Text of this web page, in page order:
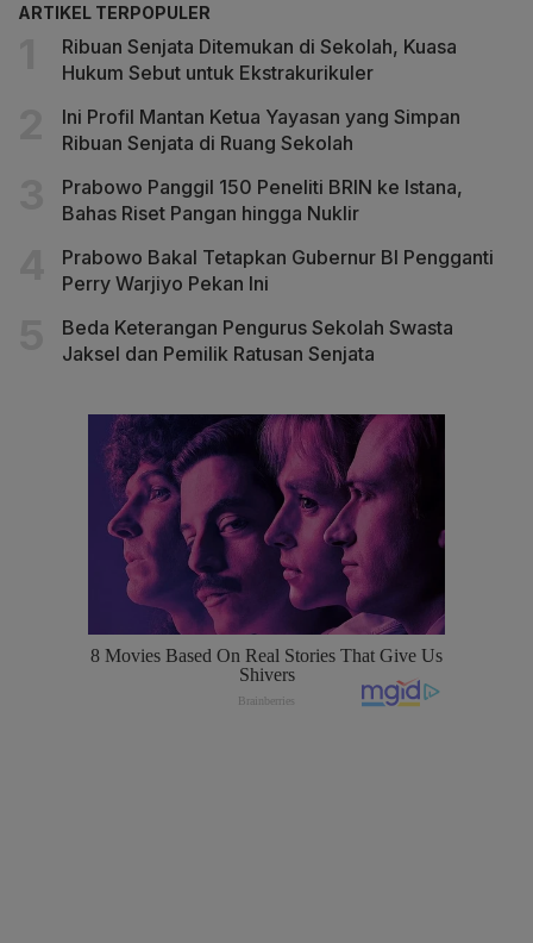
ARTIKEL TERPOPULER
Ribuan Senjata Ditemukan di Sekolah, Kuasa
Hukum Sebut untuk Ekstrakurikuler
Ini Profil Mantan Ketua Yayasan yang Simpan
Ribuan Senjata di Ruang Sekolah
Prabowo Panggil 150 Peneliti BRIN ke Istana,
Bahas Riset Pangan hingga Nuklir
Prabowo Bakal Tetapkan Gubernur BI Pengganti
Perry Warjiyo Pekan Ini
Beda Keterangan Pengurus Sekolah Swasta
Jaksel dan Pemilik Ratusan Senjata